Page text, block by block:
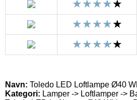
Navn: Toledo LED Loftlampe Ø40
Kategori: Lamper -> Loftlamper ->